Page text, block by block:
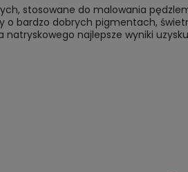
stosowane do malowania
o bardzo dobrych pigmentach,
najlepsze wyniki